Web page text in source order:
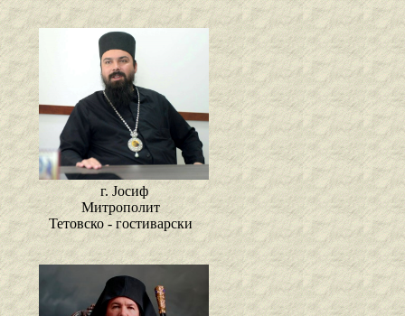
г. Јосиф
Митрополит
Тетовско - гостиварски